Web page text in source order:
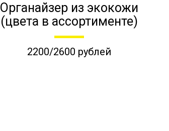
Органайзер из экокожи
(цвета в ассортименте)
2200/2600 рублей